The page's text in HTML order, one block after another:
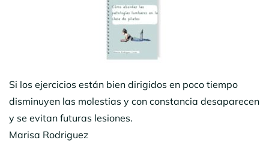
Si los ejercicios están bien dirigidos en poco tiempo
disminuyen las molestias y con constancia desaparecen
y se evitan futuras lesiones.
Marisa Rodriguez